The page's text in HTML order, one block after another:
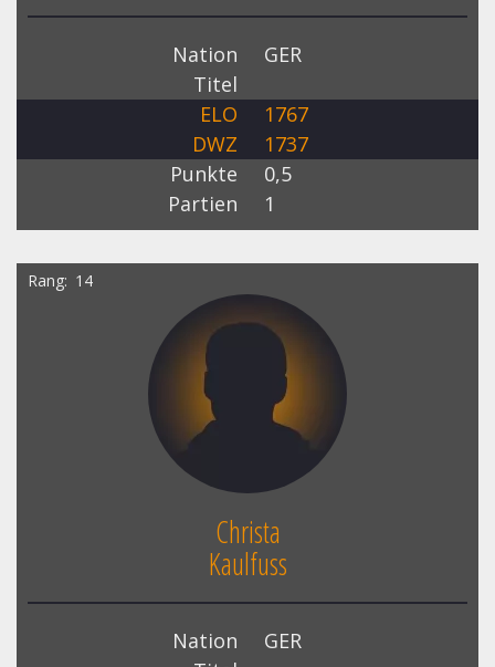
Nation
GER
Titel
ELO
1767
DWZ
1737
Punkte
0,5
Partien
1
Rang 14
Christa
Kaulfuss
Nation
GER